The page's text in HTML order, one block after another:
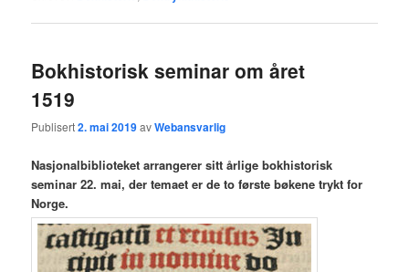
Bokhistorisk seminar om året
1519
Publisert2. mai 2019avWebansvarlig
Nasjonalbiblioteket arrangerer sitt årlige bokhistorisk
seminar 22. mai, der temaet er de to første bøkene trykt for
Norge.